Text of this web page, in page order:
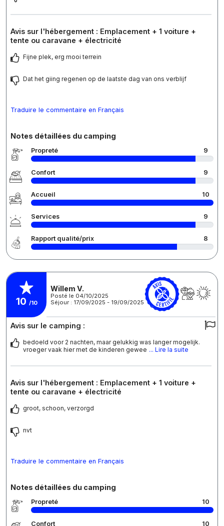
Avis sur l'hébergement : Emplacement + 1 voiture +
tente ou caravane + électricité
Fijne plek, erg mooi terrein
Dat het giing regenen op de laatste dag van ons verblijf
Traduire le commentaire en Français
Notes détaillées du camping
Propreté 9
Confort 9
Accueil 10
Services 9
Rapport qualité/prix 8
10 /10
Willem V.
Posté le 04/10/2025
Séjour : 17/09/2025 - 19/09/2025
Avis sur le camping :
bedoeld voor 2 nachten, maar gelukkig was langer mogelijk.
vroeger vaak hier met de kinderen gewee ... Lire la suite
Avis sur l'hébergement : Emplacement + 1 voiture +
tente ou caravane + électricité
groot, schoon, verzorgd
nvt
Traduire le commentaire en Français
Notes détaillées du camping
Propreté 10
Confort 10